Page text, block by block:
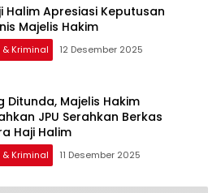
Halim Apresiasi Keputusan
Majelis Hakim
& Kriminal 12 Desember 2025
Ditunda, Majelis Hakim
JPU Serahkan Berkas
Haji Halim
& Kriminal 11 Desember 2025